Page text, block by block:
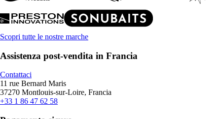
Scopri tutte le nostre marche
Assistenza post-vendita in Francia
Contattaci
11 rue Bernard Maris
37270 Montlouis-sur-Loire, Francia
+33 1 86 47 62 58